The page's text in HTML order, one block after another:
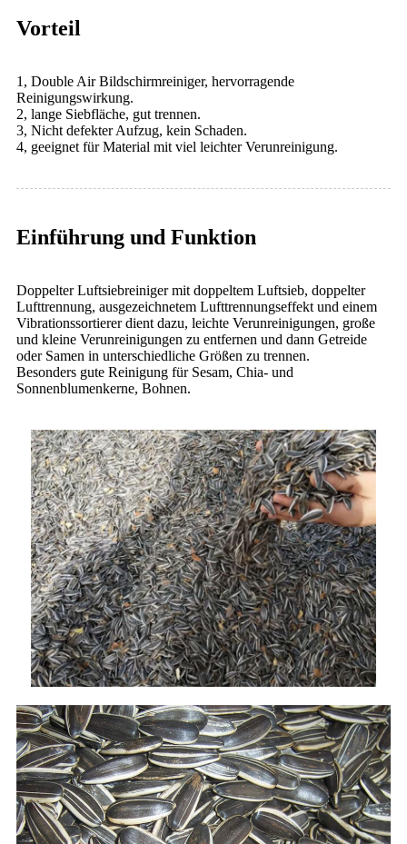
Vorteil
1, Double Air Bildschirmreiniger, hervorragende
Reinigungswirkung.
2, lange Siebfläche, gut trennen.
3, Nicht defekter Aufzug, kein Schaden.
4, geeignet für Material mit viel leichter Verunreinigung.
Einführung und Funktion
Doppelter Luftsiebreiniger mit doppeltem Luftsieb, doppelter
Lufttrennung, ausgezeichnetem Lufttrennungseffekt und einem
Vibrationssortierer dient dazu, leichte Verunreinigungen, große
und kleine Verunreinigungen zu entfernen und dann Getreide
oder Samen in unterschiedliche Größen zu trennen.
Besonders gute Reinigung für Sesam, Chia- und
Sonnenblumenkerne, Bohnen.